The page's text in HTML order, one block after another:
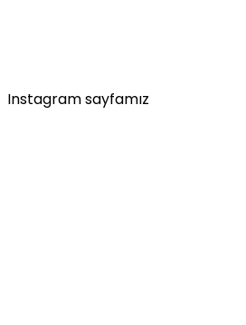
Instagram sayfamız